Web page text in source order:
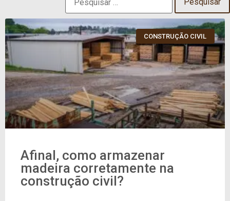
CONSTRUÇÃO CIVIL
Afinal, como armazenar
madeira corretamente na
construção civil?